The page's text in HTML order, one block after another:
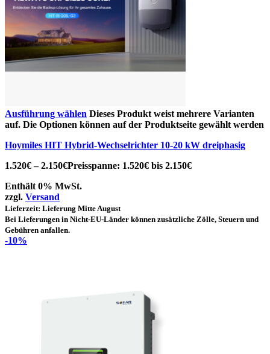
Ausführung wählen Dieses Produkt weist mehrere Varianten
auf. Die Optionen können auf der Produktseite gewählt werden
Hoymiles HIT Hybrid-Wechselrichter 10-20 kW dreiphasig
1.520€ –2.150€Preisspanne: 1.520€ bis 2.150€
Enthält 0% MwSt.
zzgl. Versand
Lieferzeit: Lieferung Mitte August
Bei Lieferungen in Nicht-EU-Länder können zusätzliche Zölle, Steuern und
Gebühren anfallen.
-10%